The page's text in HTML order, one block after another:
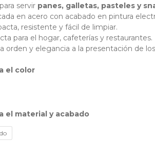
servir panes, galletas, pasteles y
en acero con acabado en pintura
resistente y fácil de limpiar.
para el hogar, cafeterías y restaurantes.
orden y elegancia a la presentación de
color
material y acabado